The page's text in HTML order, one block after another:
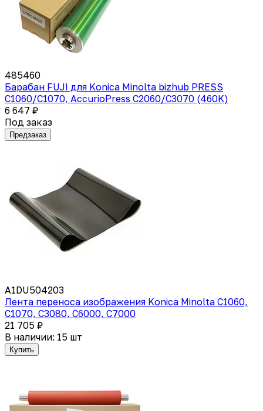
485460
Барабан FUJI для Konica Minolta bizhub PRESS
C1060/C1070, AccurioPress C2060/C3070 (460K)
6 647 ₽
Под заказ
Предзаказ
A1DU504203
Лента переноса изображения Konica Minolta C1060,
C1070, C3080, C6000, C7000
21 705 ₽
В наличии: 15 шт
Купить